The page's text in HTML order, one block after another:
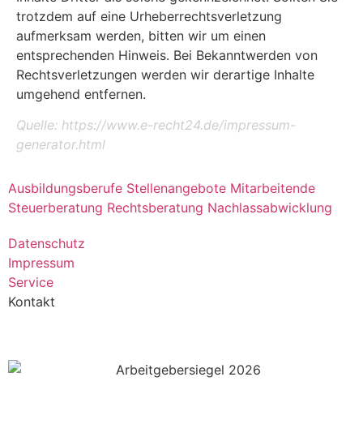
trotzdem auf eine Urheberrechtsverletzung
aufmerksam werden, bitten wir um einen
entsprechenden Hinweis. Bei Bekanntwerden von
Rechtsverletzungen werden wir derartige Inhalte
umgehend entfernen.
Quelle: https://www.e-recht24.de/impressum-
generator.html
Ausbildungsberufe Stellenangebote Mitarbeitende
Steuerberatung Rechtsberatung Nachlassabwicklung
Datenschutz
Impressum
Service
Kontakt